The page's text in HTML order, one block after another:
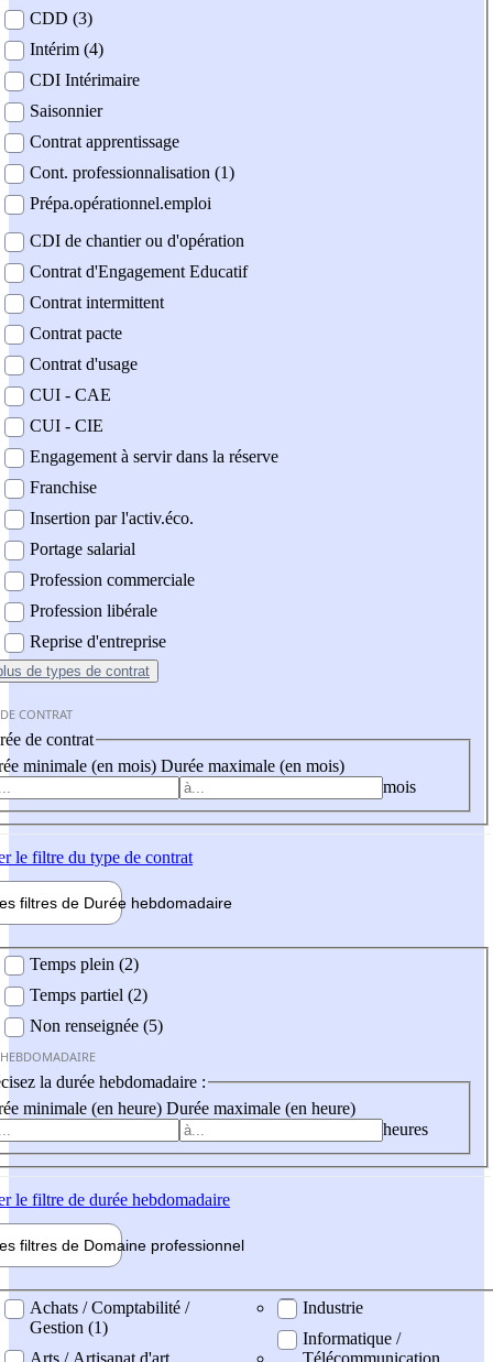
CDD (3)
Intérim (4)
CDI Intérimaire
Saisonnier
Contrat apprentissage
Cont. professionnalisation (1)
Prépa.opérationnel.emploi
CDI de chantier ou d'opération
Contrat d'Engagement Educatif
Contrat intermittent
Contrat pacte
Contrat d'usage
CUI - CAE
CUI - CIE
Engagement à servir dans la réserve
Franchise
Insertion par l'activ.éco.
Portage salarial
Profession commerciale
Profession libérale
Reprise d'entreprise
de types de contrat
CONTRAT
de contrat
minimale (en mois) Durée maximale (en mois)
mois
le filtre du type de contrat
filtres de Durée hebdomadaire
Temps plein (2)
Temps partiel (2)
Non renseignée (5)
la durée hebdomadaire :
minimale (en heure) Durée maximale (en heure)
heures
le filtre de durée hebdomadaire
filtres de Domaine professionnel
professionel
Achats / Comptabilité /
Gestion (1)
Arts / Artisanat d'art
Industrie
Informatique /
Télécommunication